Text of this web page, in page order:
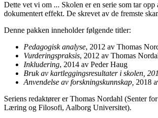
Dette vet vi om ... Skolen er en serie som tar
dokumentert effekt. De skrevet av de fremste
Denne pakken inneholder følgende titler:
Pedagogisk analyse, 2012 av Thomas
Vurderingspraksis, 2012 av Thomas
Inkludering, 2014 av Peder Haug
Bruk av kartleggingsresultater i skolen,
Anvendelse av forskningskunnskap, 2018
Seriens redaktører er Thomas Nordahl (Senter
Læring og Filosofi, Aalborg Universitet).